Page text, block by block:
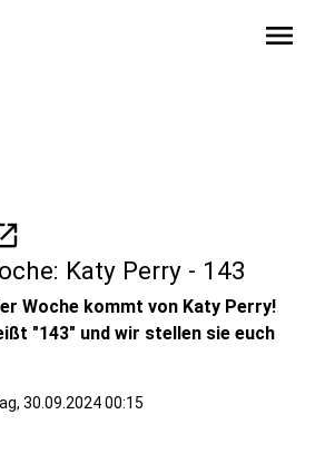
menu
Katy Perry - 143
Woche kommt von Katy Perry!
"143" und wir stellen sie euch
30.09.2024 00:15